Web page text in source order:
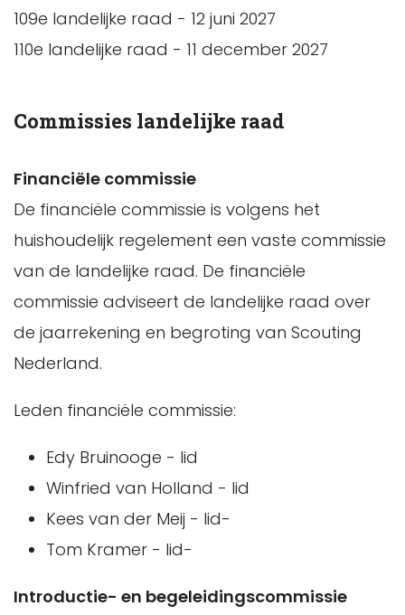
109e landelijke raad - 12 juni 2027
110e landelijke raad - 11 december 2027
Commissies landelijke raad
Financiële commissie
De financiële commissie is volgens het
huishoudelijk regelement een vaste commissie
van de landelijke raad. De financiële
commissie adviseert de landelijke raad over
de jaarrekening en begroting van Scouting
Nederland.
Leden financiële commissie:
Edy Bruinooge - lid
Winfried van Holland - lid
Kees van der Meij - lid-
Tom Kramer - lid-
Introductie- en begeleidingscommissie